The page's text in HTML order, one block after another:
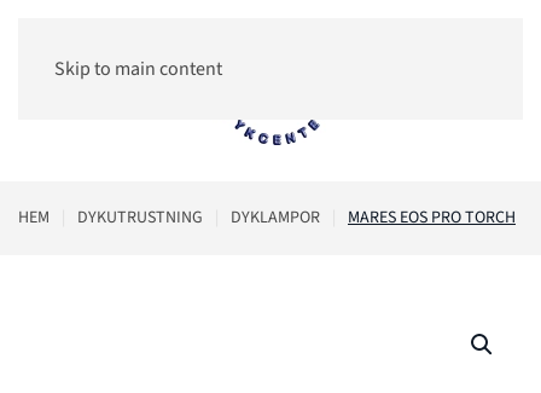
Skip to main content
HEM DYKUTRUSTNING DYKLAMPOR MARES EOS PRO TORCH